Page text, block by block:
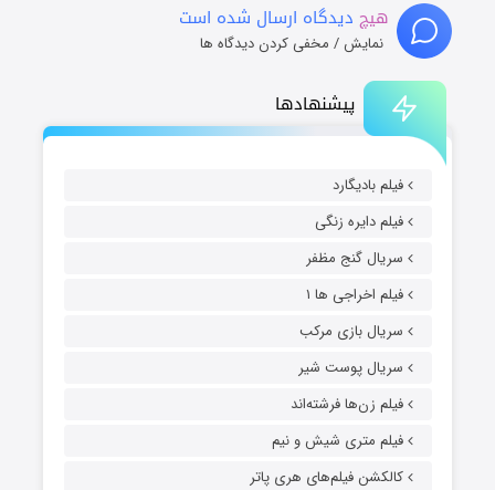
پیشنهادها
فیلم بادیگارد
فیلم دایره زنگی
سریال گنج مظفر
فیلم اخراجی ها ۱
سریال بازی مرکب
سریال پوست شیر
فیلم زن‌ها فرشته‌اند
فیلم متری شیش و نیم
کالکشن فیلم‌های هری پاتر
هیچ دیدگاه ارسال شده است
نمایش / مخفی کردن دیدگاه ها